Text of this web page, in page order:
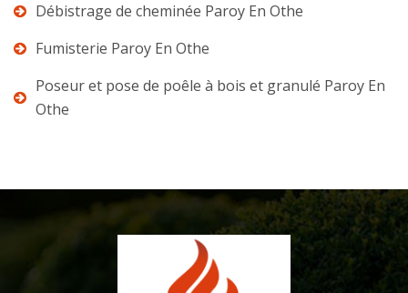
Débistrage de cheminée Paroy En Othe
Fumisterie Paroy En Othe
Poseur et pose de poêle à bois et granulé Paroy En
Othe